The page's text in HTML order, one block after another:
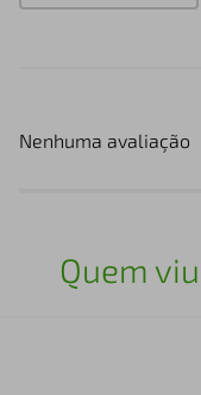
Nenhuma avaliação
Quem